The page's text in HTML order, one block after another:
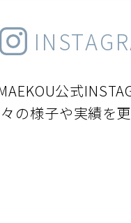
公式
の様子や実績を